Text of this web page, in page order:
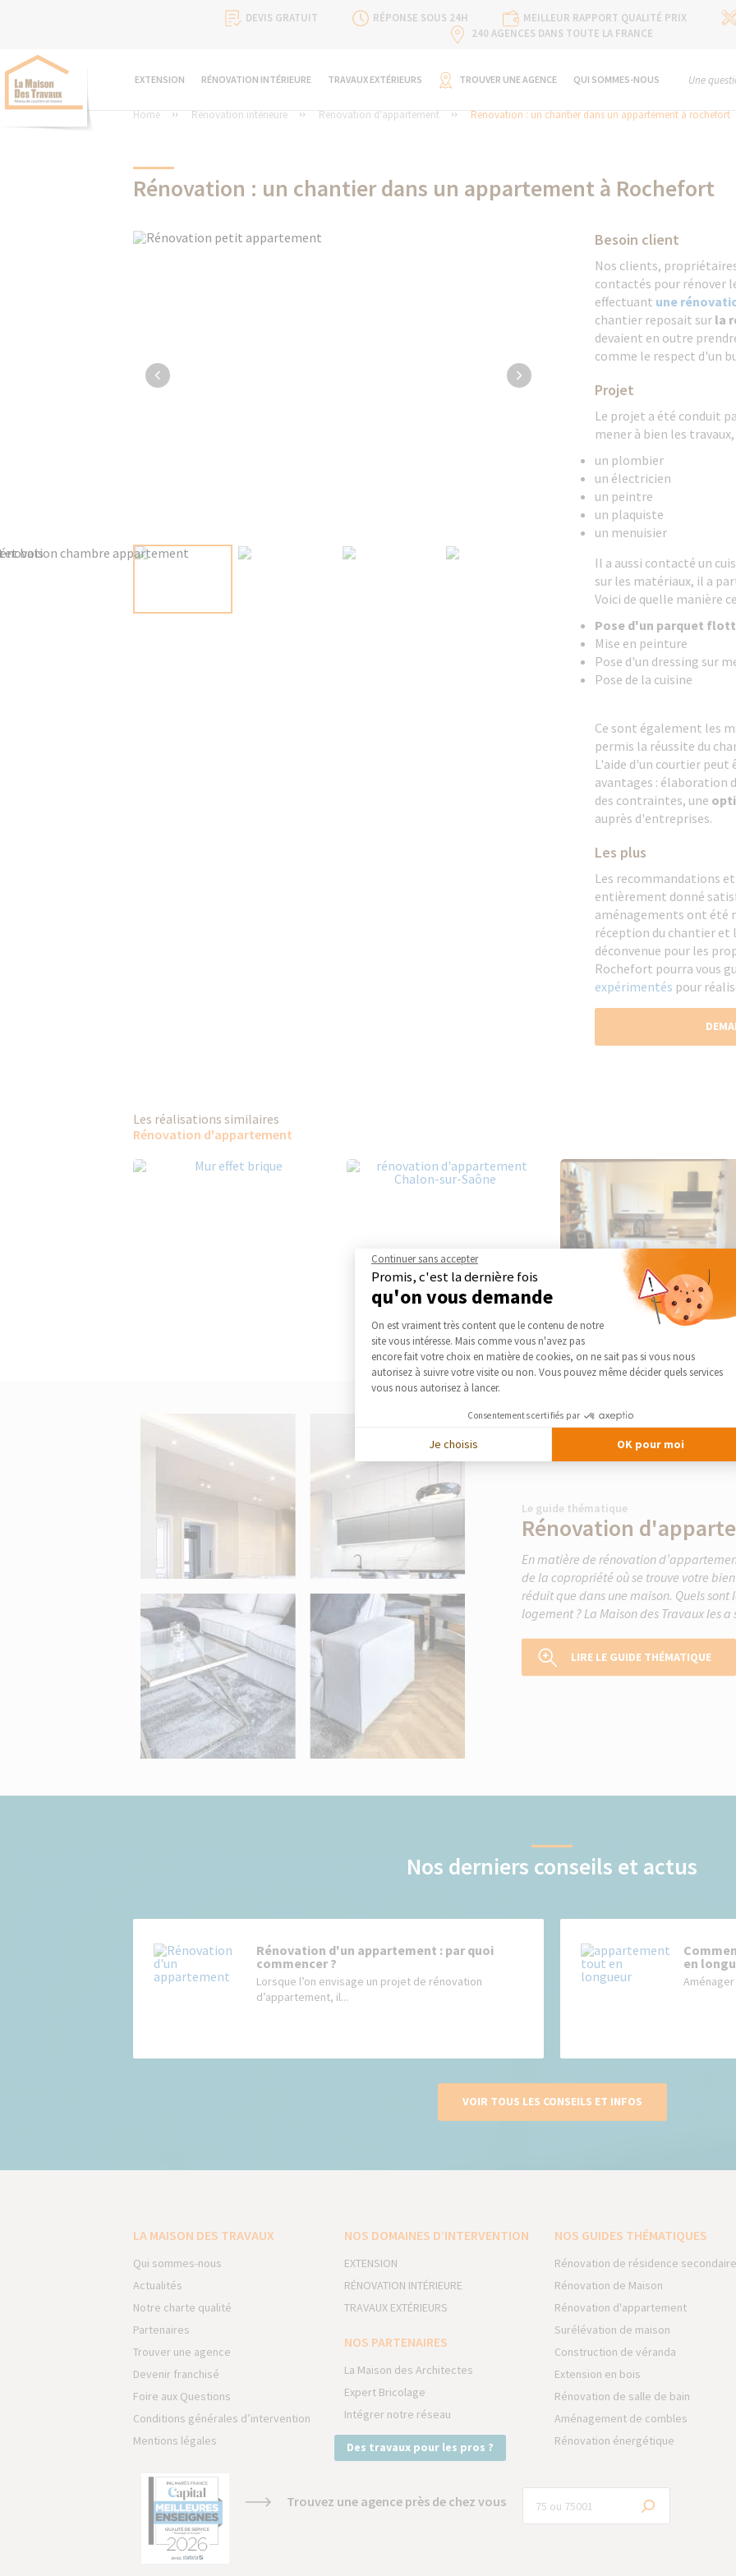
DEVIS GRATUIT RÉPONSE SOUS 24H MEILLEUR RAPPORT QUALITÉ PRIX
240 AGENCES DANS TOUTE LA FRANCE
EXTENSION RÉNOVATION INTÉRIEURE TRAVAUX EXTÉRIEURS TROUVER UNE AGENCE QUI SOMMES-NOUS Une
Home Rénovation intérieure Rénovation d'appartement Rénovation : un chantier dans un appartement à rochefort
Rénovation : un chantier dans un appartement à Rochefort
Besoin client
Nos clients,
contactés pour rénover
effectuant une
chantier reposait sur la
devaient en outre
comme le respect d'un
Projet
Le projet a été conduit
mener à bien les
un plombier
un électricien
un peintre
un plaquiste
un menuisier
Il a aussi contacté un
sur les matériaux, il a
Voici de quelle manière
Pose d'un parquet
Mise en peinture
Pose d'un dressing sur
Pose de la cuisine
Ce sont également les
permis la réussite du
L'aide d'un courtier peut
avantages : élaboration
des contraintes, une
auprès d'entreprises.
Les plus
Les recommandations
entièrement donné
aménagements ont été
réception du chantier et
déconvenue pour les
Rochefort pourra vous
expérimentés pour
Les réalisations similaires
Rénovation d'appartement
Le guide thématique
Rénovation
En matière de rénovation
de la copropriété où se trouve votre
réduit que dans une maison. Quels
logement ? La Maison des Travaux les a
LIRE LE GUIDE THÉMATIQUE
Nos derniers conseils et actus
Rénovation d'un appartement : par quoi
commencer ?
Lorsque l’on envisage un projet de rénovation
d’appartement, il...
en
VOIR TOUS LES CONSEILS ET INFOS
LA MAISON DES TRAVAUX
Qui sommes-nous
Actualités
Notre charte qualité
Partenaires
Trouver une agence
Devenir franchisé
Foire aux Questions
Conditions générales d’intervention
Mentions légales
NOS DOMAINES D’INTERVENTION
EXTENSION
RÉNOVATION INTÉRIEURE
TRAVAUX EXTÉRIEURS
NOS PARTENAIRES
La Maison des Architectes
Expert Bricolage
Intégrer notre réseau
Des travaux pour les pros ?
NOS GUIDES THÉMATIQUES
Rénovation de résidence secondaire
Rénovation de Maison
Rénovation d'appartement
Surélévation de maison
Construction de véranda
Extension en bois
Rénovation de salle de bain
Aménagement de combles
Rénovation énergétique
Trouvez une agence près de chez vous
Continuer sans accepter
Promis, c'est la dernière fois
qu'on vous demande
Plateforme de Gestion du Consentement :
On est vraiment très content que le contenu de notre
site vous intéresse. Mais comme vous n'avez pas
encore fait votre choix en matière de cookies, on ne sait pas si vous nous
autorisez à suivre votre visite ou non. Vous pouvez même décider quels services
vous nous autorisez à lancer.
Consentements certifiés par
Je choisis OK pour moi
Axeptio consent